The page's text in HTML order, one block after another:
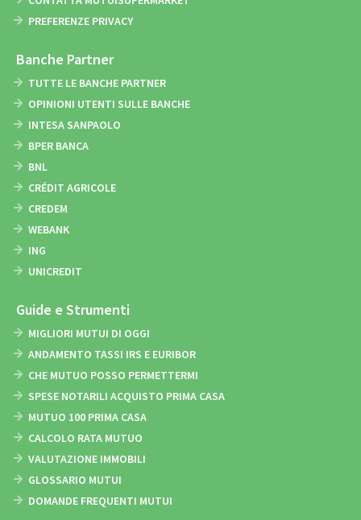
PREFERENZE PRIVACY
Banche Partner
TUTTE LE BANCHE PARTNER
OPINIONI UTENTI SULLE BANCHE
INTESA SANPAOLO
BPER BANCA
BNL
CRÉDIT AGRICOLE
CREDEM
WEBANK
ING
UNICREDIT
Guide e Strumenti
MIGLIORI MUTUI DI OGGI
ANDAMENTO TASSI IRS E EURIBOR
CHE MUTUO POSSO PERMETTERMI
SPESE NOTARILI ACQUISTO PRIMA CASA
MUTUO 100 PRIMA CASA
CALCOLO RATA MUTUO
VALUTAZIONE IMMOBILI
GLOSSARIO MUTUI
DOMANDE FREQUENTI MUTUI